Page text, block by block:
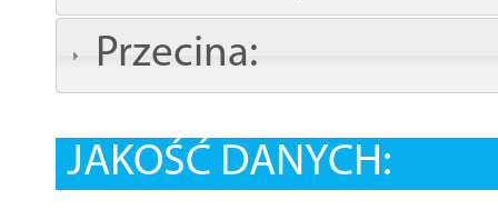
Przecina:
JAKOŚĆ DANYCH: